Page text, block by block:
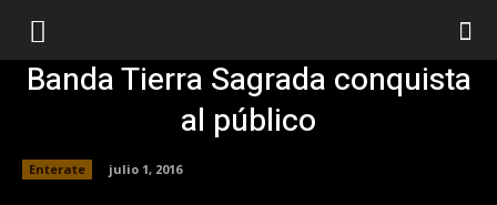
Banda Tierra Sagrada conquista
al público
Enterate
julio 1, 2016